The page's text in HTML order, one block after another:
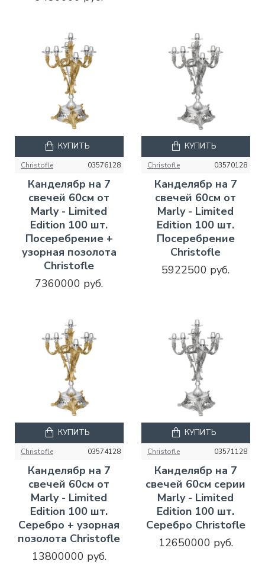
Christofle 03576128
Канделябр на 7
свечей 60см от
Marly - Limited
Edition 100 шт.
Посеребрение +
узорная позолота
Christofle
7360000 руб.
КУПИТЬ
Christofle 03570128
Канделябр на 7
свечей 60см от
Marly - Limited
Edition 100 шт.
Посеребрение
Christofle
5922500 руб.
КУПИТЬ
Christofle 03574128
Канделябр на 7
свечей 60см от
Marly - Limited
Edition 100 шт.
Серебро + узорная
позолота Christofle
13800000 руб.
КУПИТЬ
Christofle 03571128
Канделябр на 7
свечей 60см серии
Marly - Limited
Edition 100 шт.
Серебро Christofle
12650000 руб.
КУПИТЬ